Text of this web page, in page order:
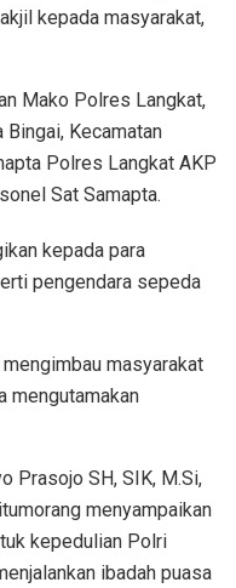
kepada masyarakat,
Mako Polres Langkat,
Bingai, Kecamatan
Polres Langkat AKP
Sat Samapta.
kepada para
pengendara sepeda
masyarakat
mengutamakan
Prasojo SH, SIK, M.Si,
menyampaikan
kepedulian Polri
ibadah puasa